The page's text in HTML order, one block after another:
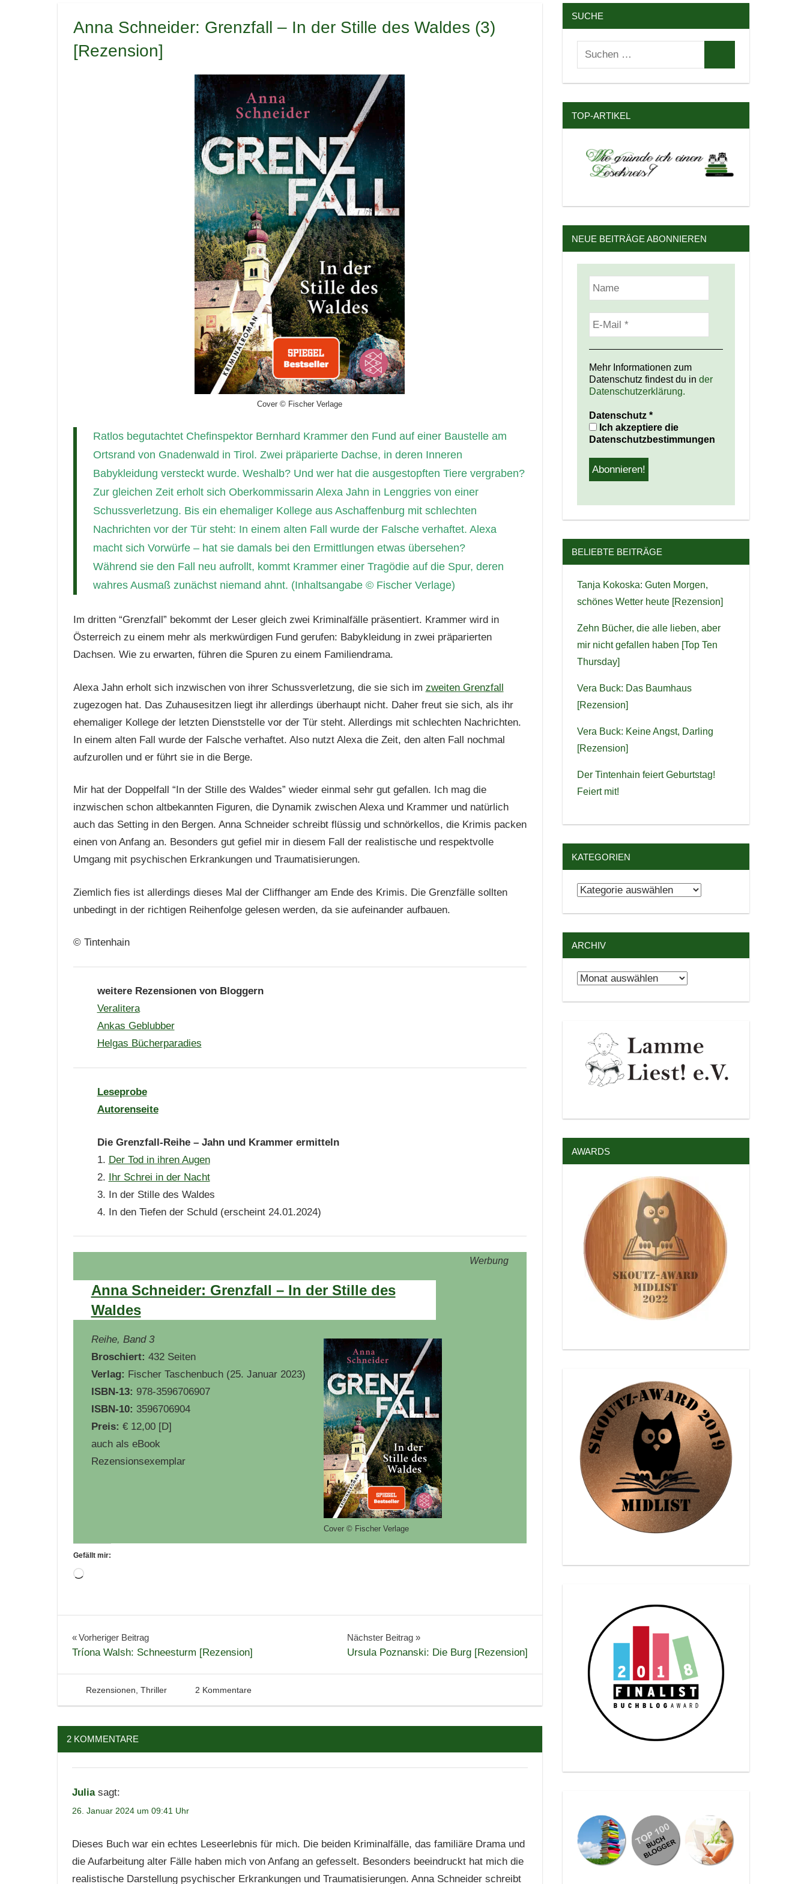
Anna Schneider: Grenzfall – In der Stille des Waldes (3)
[Rezension]
Cover © Fischer Verlage
Ratlos begutachtet Chefinspektor Bernhard Krammer den Fund auf einer Baustelle am
Ortsrand von Gnadenwald in Tirol. Zwei präparierte Dachse, in deren Inneren
Babykleidung versteckt wurde. Weshalb? Und wer hat die ausgestopften Tiere vergraben?
Zur gleichen Zeit erholt sich Oberkommissarin Alexa Jahn in Lenggries von einer
Schussverletzung. Bis ein ehemaliger Kollege aus Aschaffenburg mit schlechten
Nachrichten vor der Tür steht: In einem alten Fall wurde der Falsche verhaftet. Alexa
macht sich Vorwürfe – hat sie damals bei den Ermittlungen etwas übersehen?
Während sie den Fall neu aufrollt, kommt Krammer einer Tragödie auf die Spur, deren
wahres Ausmaß zunächst niemand ahnt. (Inhaltsangabe © Fischer Verlage)
Im dritten “Grenzfall” bekommt der Leser gleich zwei Kriminalfälle präsentiert. Krammer wird in
Österreich zu einem mehr als merkwürdigen Fund gerufen: Babykleidung in zwei präparierten
Dachsen. Wie zu erwarten, führen die Spuren zu einem Familiendrama.
Alexa Jahn erholt sich inzwischen von ihrer Schussverletzung, die sie sich im zweiten Grenzfall
zugezogen hat. Das Zuhausesitzen liegt ihr allerdings überhaupt nicht. Daher freut sie sich, als ihr
ehemaliger Kollege der letzten Dienststelle vor der Tür steht. Allerdings mit schlechten Nachrichten.
In einem alten Fall wurde der Falsche verhaftet. Also nutzt Alexa die Zeit, den alten Fall nochmal
aufzurollen und er führt sie in die Berge.
Mir hat der Doppelfall “In der Stille des Waldes” wieder einmal sehr gut gefallen. Ich mag die
inzwischen schon altbekannten Figuren, die Dynamik zwischen Alexa und Krammer und natürlich
auch das Setting in den Bergen. Anna Schneider schreibt flüssig und schnörkellos, die Krimis packen
einen von Anfang an. Besonders gut gefiel mir in diesem Fall der realistische und respektvolle
Umgang mit psychischen Erkrankungen und Traumatisierungen.
Ziemlich fies ist allerdings dieses Mal der Cliffhanger am Ende des Krimis. Die Grenzfälle sollten
unbedingt in der richtigen Reihenfolge gelesen werden, da sie aufeinander aufbauen.
© Tintenhain
weitere Rezensionen von Bloggern
Veralitera
Ankas Geblubber
Helgas Bücherparadies
Leseprobe
Autorenseite
Die Grenzfall-Reihe – Jahn und Krammer ermitteln
1. Der Tod in ihren Augen
2. Ihr Schrei in der Nacht
3. In der Stille des Waldes
4. In den Tiefen der Schuld (erscheint 24.01.2024)
Werbung
Anna Schneider: Grenzfall – In der Stille des
Waldes
Reihe, Band 3
Broschiert: 432 Seiten
Verlag: Fischer Taschenbuch (25. Januar 2023)
ISBN-13: 978-3596706907
ISBN-10: 3596706904
Preis: € 12,00 [D]
auch als eBook
Rezensionsexemplar
Cover © Fischer Verlage
Gefällt mir:
Wird
Belletristik
Bücher
Krimi
Literatur
Rezension
Spannung
Beitragsnavigation
Vorheriger Beitrag
Tríona Walsh: Schneesturm [Rezension]
Nächster Beitrag
Ursula Poznanski: Die Burg [Rezension]
14. Januar 2024
Tintenhain
Rezensionen Thriller 2 Kommentare
2 KOMMENTARE
Julia sagt:
26. Januar 2024 um 09:41 Uhr
Dieses Buch war ein echtes Leseerlebnis für mich. Die beiden Kriminalfälle, das familiäre Drama und
die Aufarbeitung alter Fälle haben mich von Anfang an gefesselt. Besonders beeindruckt hat mich die
realistische Darstellung psychischer Erkrankungen und Traumatisierungen. Anna Schneider schreibt
SUCHE
Suchen
nach:
TOP-ARTIKEL
NEUE BEITRÄGE ABONNIEREN
Mehr Informationen zum
Datenschutz findest du in der
Datenschutzerklärung.
Datenschutz *
Ich akzeptiere die
Datenschutzbestimmungen
BELIEBTE BEITRÄGE
Tanja Kokoska: Guten Morgen,
schönes Wetter heute [Rezension]
Zehn Bücher, die alle lieben, aber
mir nicht gefallen haben [Top Ten
Thursday]
Vera Buck: Das Baumhaus
[Rezension]
Vera Buck: Keine Angst, Darling
[Rezension]
Der Tintenhain feiert Geburtstag!
Feiert mit!
KATEGORIEN
Kategorien
ARCHIV
Archiv
AWARDS